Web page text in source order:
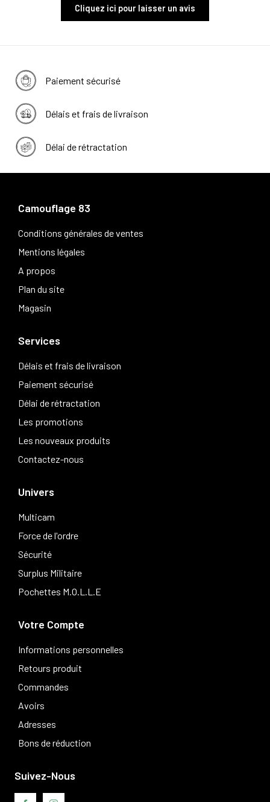
Cliquez ici pour laisser un avis
Paiement sécurisé
Délais et frais de livraison
Délai de rétractation
Camouflage 83
Conditions générales de ventes
Mentions légales
A propos
Plan du site
Magasin
Services
Délais et frais de livraison
Paiement sécurisé
Délai de rétractation
Les promotions
Les nouveaux produits
Contactez-nous
Univers
Multicam
Force de l'ordre
Sécurité
Surplus Militaire
Pochettes M.O.L.L.E
Votre Compte
Informations personnelles
Retours produit
Commandes
Avoirs
Adresses
Bons de réduction
Suivez-Nous